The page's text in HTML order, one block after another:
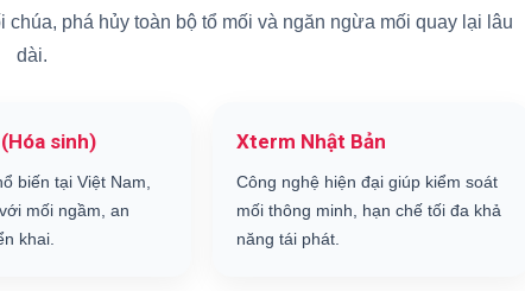
phá hủy toàn bộ tổ mối và ngăn ngừa mối quay lại lâu
dài.
sinh)
biến tại Việt Nam,
mối ngầm, an
khai.
Xterm Nhật Bản
Công nghệ hiện đại giúp kiểm soát
mối thông minh, hạn chế tối đa khả
năng tái phát.